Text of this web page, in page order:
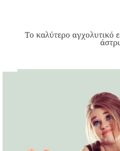
Το καλύτερο αγχολυτικό